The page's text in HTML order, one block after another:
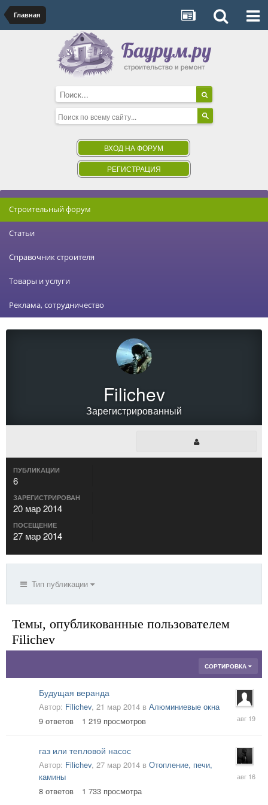
Главная
ВХОД НА ФОРУМ
РЕГИСТРАЦИЯ
Строительный форум
Статьи
Справочник строителя
Товары и услуги
Реклама, сотрудничество
Filichev
Зарегистрированный
ПУБЛИКАЦИИ
6
ЗАРЕГИСТРИРОВАН
20 мар 2014
ПОСЕЩЕНИЕ
27 мар 2014
Тип публикации
Темы, опубликованные пользователем
Filichev
СОРТИРОВКА
Будущая веранда
Автор: Filichev, 21 мар 2014 в Алюминиевые окна
9 ответов 1 219 просмотров
авг
газ или тепловой насос
Автор: Filichev, 27 мар 2014 в Отопление, печи,
камины
8 ответов 1 733 просмотра
авг